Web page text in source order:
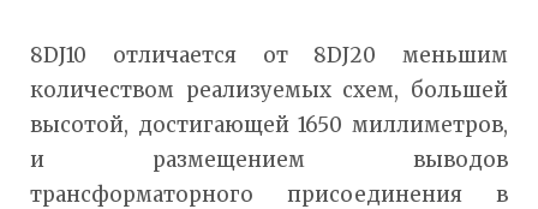
8DJ10 отличается от 8DJ20 меньшим
количеством реализуемых схем, большей
высотой, достигающей 1650 миллиметров,
и размещением выводов
трансформаторного присоединения в